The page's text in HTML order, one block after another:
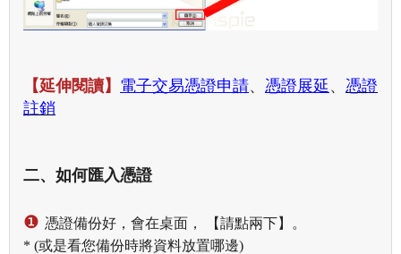
【延伸閱讀】 電子交易憑證申請、 憑證展延 、 憑證
註銷
二、如何匯入憑證
❶ 憑證備份好，會在桌面， 【請點兩下】。
* (或是看您備份時將資料放置哪邊)